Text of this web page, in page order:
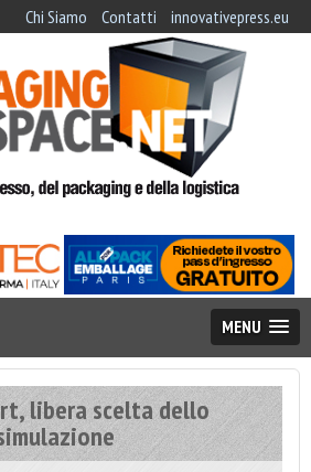
Chi Siamo Contatti innovativepress.eu
MENU
libera scelta dello